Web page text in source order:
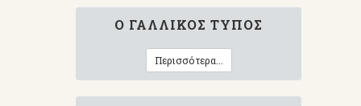
Ο ΓΑΛΛΙΚΌΣ ΤΎΠΟΣ
Περισσότερα...